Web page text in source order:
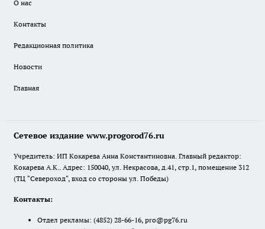
О нас
Контакты
Редакционная политика
Новости
Главная
Сетевое издание www.progorod76.ru
Учредитель: ИП Кокарева Анна Константиновна. Главный редактор:
Кокарева А.К.. Адрес: 150040, ул. Некрасова, д.41, стр.1, помещение 312
(ТЦ "Североход", вход со стороны ул. Победы)
Контакты:
Отдел рекламы: (4852) 28-66-16, pro@pg76.ru